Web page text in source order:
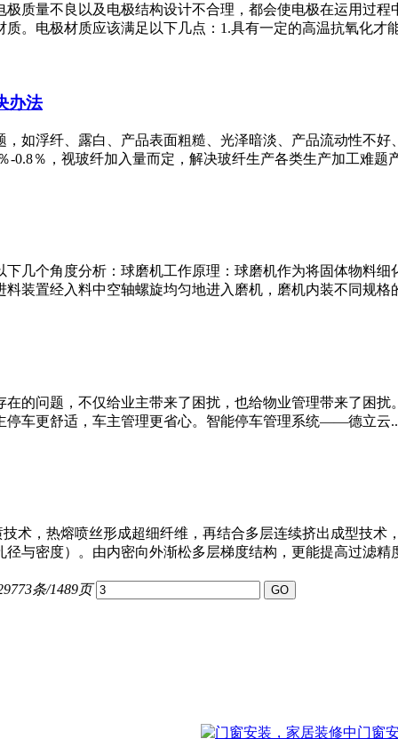
质量不良以及电极结构设计不合理，都会使电极在运用过
。电极材质应该满足以下几点：1.具有一定的高温抗氧化才
办法
如浮纤、露白、产品表面粗糙、光泽暗淡、产品流动性不
0.8％，视玻纤加入量而定，解决玻纤生产各类生产加工难题
几个角度分析：球磨机工作原理：球磨机作为将固体物料
装置经入料中空轴螺旋均匀地进入磨机，磨机内装不同规格
的问题，不仅给业主带来了困扰，也给物业管理带来了困
车更舒适，车主管理更省心。智能停车管理系统——德立云
术，热熔喷丝形成超细纤维，再结合多层连续挤出成型技
与密度）。由内密向外渐松多层梯度结构，更能提高过滤精
条/1489页